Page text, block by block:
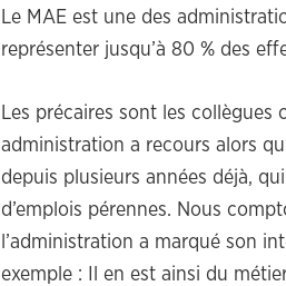
Le MAE est une des
représenter jusqu’à 80 % des
Les précaires sont les
administration a recours alors
depuis plusieurs années déjà,
d’emplois pérennes. Nous
l’administration a marqué son
exemple : Il en est ainsi du